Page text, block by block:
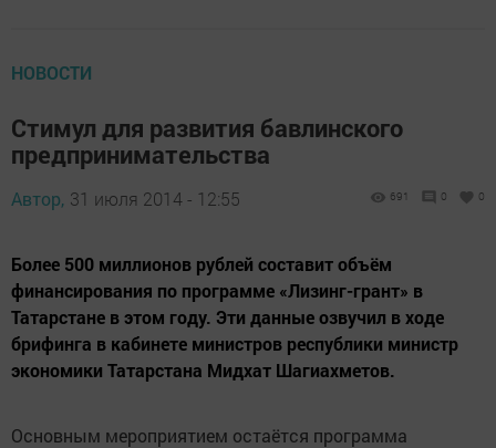
НОВОСТИ
Стимул для развития бавлинского
предпринимательства
Автор, 31 июля 2014 - 12:55 691 0 0
Более 500 миллионов рублей составит объём
финансирования по программе «Лизинг-грант» в
Татарстане в этом году. Эти данные озвучил в ходе
брифинга в кабинете министров республики министр
экономики Татарстана Мидхат Шагиахметов.
Основным мероприятием остаётся программа